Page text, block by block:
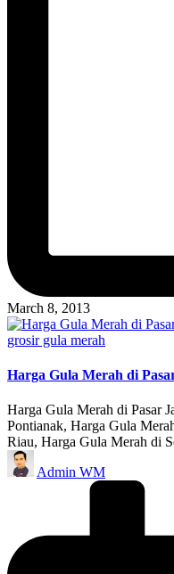
March 8, 2013
Posted
grosir gula merah
Harga Gula Merah di
Harga Gula Merah di Pasar
Pontianak, Harga Gula
Riau, Harga Gula Merah di
Posted
by
Admin WM